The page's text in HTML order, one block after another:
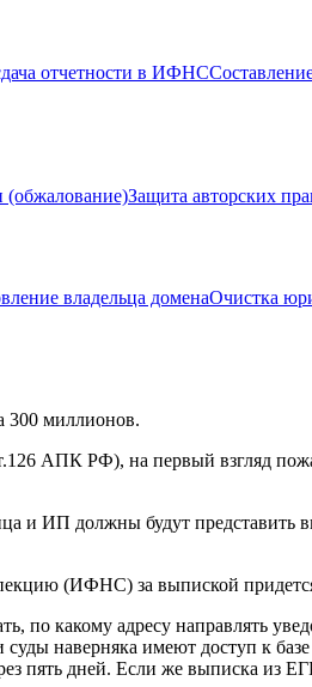
отчетности в ИФНС
(обжалование)Защита авторских
владельца доменаОчистка
300 миллионов.
АПК РФ), на первый взгляд
и ИП должны будут представить
(ИФНС) за выпиской
какому адресу направлять
наверняка имеют доступ к
пять дней. Если же выписка из